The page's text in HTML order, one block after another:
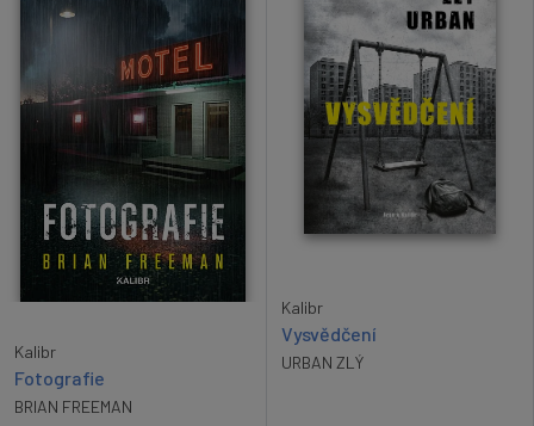
Kalibr
Fotografie
BRIAN FREEMAN
Kalibr
Vysvědčení
URBAN ZLÝ